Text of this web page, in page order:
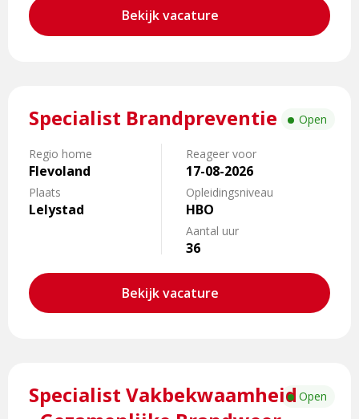
Bekijk vacature
Specialist Brandpreventie
Regio home
Flevoland
Plaats
Lelystad
Reageer voor
17-08-2026
Opleidingsniveau
HBO
Aantal uur
36
Bekijk vacature
Open
meer
Specialist
Brandpreventie
Specialist Vakbekwaamheid Open
meer